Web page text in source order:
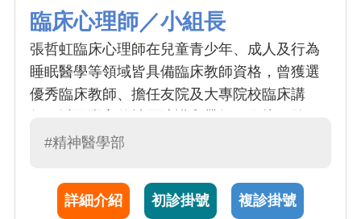
臨床心理師／小組長
張哲虹臨床心理師在兒童青少年、成人及行為
睡眠醫學等領域皆具備臨床教師資格，曾獲選
優秀臨床教師、擔任友院及大專院校臨床講
可提供各年齡層心理衡鑑、個別／團體心理治
理治療、失眠認知行為治療、心理演劇。
#精神醫學部
詳細介紹 初診掛號 複診掛號